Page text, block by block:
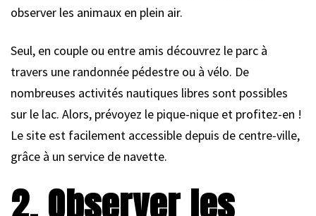
observer les animaux en plein air.
Seul, en couple ou entre amis découvrez le parc à
travers une randonnée pédestre ou à vélo. De
nombreuses activités nautiques libres sont possibles
sur le lac. Alors, prévoyez le pique-nique et profitez-en !
Le site est facilement accessible depuis de centre-ville,
grâce à un service de navette.
2. Observer les